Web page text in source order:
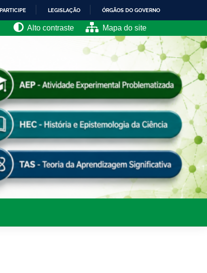
PARTICIPE LEGISLAÇÃO ÓRGÃOS DO GOVERNO
Alto contraste Mapa do site